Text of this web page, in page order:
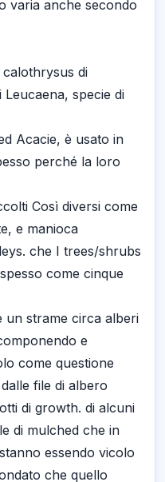
varia anche secondo
di
specie di
Acacie, è usato in
perché la loro
Così diversi come
e manioca
che I trees/shrubs
come cinque
un strame circa alberi
e
come questione
file di albero
di growth. di alcuni
di mulched che in
essendo vicolo
che quello